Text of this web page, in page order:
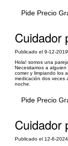
Pide Precio
Cuidador
Publicado el 9-12-
Hola! somos una
Necesitamos a
comer y limpiando los
medicación dos veces
noche.
Pide Precio
Cuidador
Publicado el 12-6-